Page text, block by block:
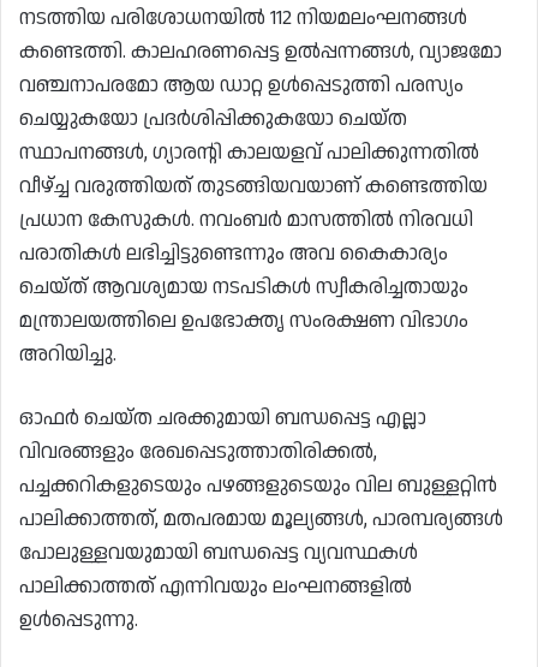
നടത്തിയ പരിശോധനയിൽ 112 നിയമലംഘനങ്ങൾ
കണ്ടെത്തി. കാലഹരണപ്പെട്ട ഉൽപ്പന്നങ്ങൾ, വ്യാജമോ
വഞ്ചനാപരമോ ആയ ഡാറ്റ ഉൾപ്പെടുത്തി പരസ്യം
ചെയ്യുകയോ പ്രദർശിപ്പിക്കുകയോ ചെയ്ത
സ്ഥാപനങ്ങൾ, ഗ്യാരന്റി കാലയളവ് പാലിക്കുന്നതിൽ
വീഴ്ച്ച വരുത്തിയത് തുടങ്ങിയവയാണ് കണ്ടെത്തിയ
പ്രധാന കേസുകൾ. നവംബർ മാസത്തിൽ നിരവധി
പരാതികൾ ലഭിച്ചിട്ടുണ്ടെന്നും അവ കൈകാര്യം
ചെയ്ത് ആവശ്യമായ നടപടികൾ സ്വീകരിച്ചതായും
മന്ത്രാലയത്തിലെ ഉപഭോക്തൃ സംരക്ഷണ വിഭാഗം
അറിയിച്ചു.
ഓഫർ ചെയ്ത ചരക്കുമായി ബന്ധപ്പെട്ട എല്ലാ
വിവരങ്ങളും രേഖപ്പെടുത്താതിരിക്കൽ,
പച്ചക്കറികളുടെയും പഴങ്ങളുടെയും വില ബുള്ളറ്റിൻ
പാലിക്കാത്തത്, മതപരമായ മൂല്യങ്ങൾ, പാരമ്പര്യങ്ങൾ
പോലുള്ളവയുമായി ബന്ധപ്പെട്ട വ്യവസ്ഥകൾ
പാലിക്കാത്തത് എന്നിവയും ലംഘനങ്ങളിൽ
ഉൾപ്പെടുന്നു.